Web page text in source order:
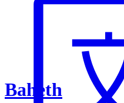
Baheth